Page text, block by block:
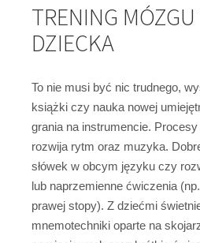
TRENING
DZIECKA
To nie musi być nic trudnego,
książki czy nauka nowej
grania na instrumencie.
rozwija rytm oraz muzyka.
słówek w obcym języku czy
lub naprzemienne ćwiczenia
prawej stopy). Z dziećmi
mnemotechniki oparte na